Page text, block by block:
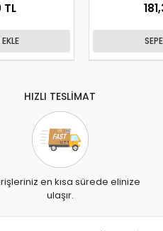
TL
HIZLI TESLİMAT
en kısa sürede elinize
ulaşır.